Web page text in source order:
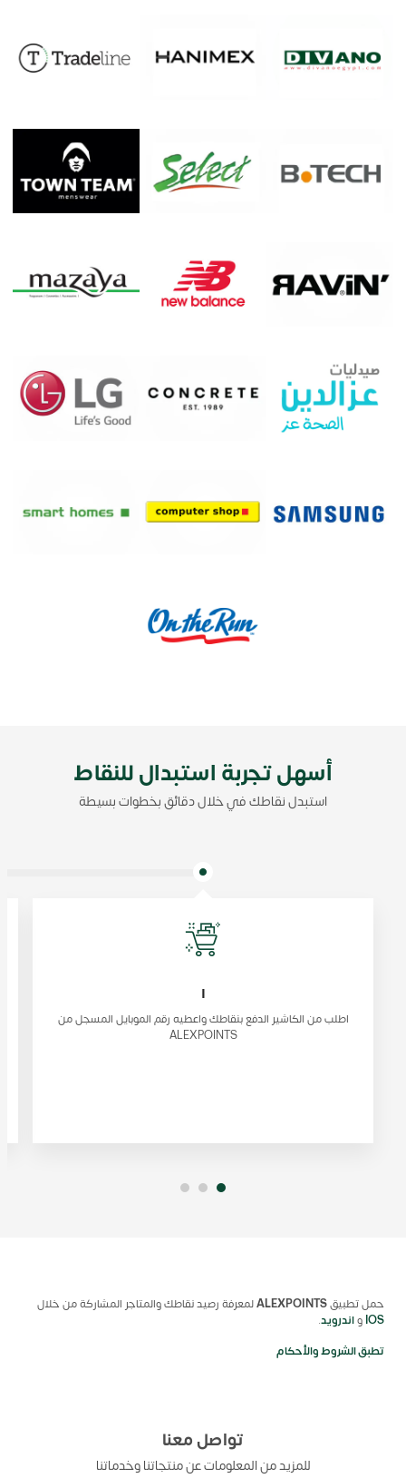
أسهل تجربة استبدال للنقاط
استبدل نقاطك في خلال دقائق بخطوات بسيطة
١
اطلب من الكاشير الدفع بنقاطك واعطيه رقم الموبايل المسجل من
ALEXPOINTS
حمل تطبيقALEXPOINTSلمعرفة رصيد نقاطك والمتاجر المشاركة من خلال
IOS واندرويد.
تطبق الشروط والأحكام
تواصل معنا
للمزيد من المعلومات عن منتجاتنا وخدماتنا